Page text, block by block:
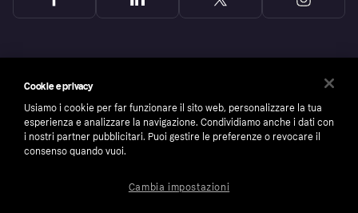
Cookie e privacy
Usiamo i cookie per far funzionare il sito web, personalizzare la tua
esperienza e analizzare la navigazione. Condividiamo anche i dati con
i nostri partner pubblicitari. Puoi gestire le preferenze o revocare il
consenso quando vuoi.
Cambia impostazioni